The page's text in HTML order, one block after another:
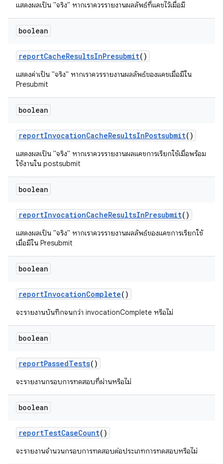
แสดงผลเป็น "จริง" หากเราควรรายงานผลลัพธ์ที่แคชไว้เมื่อมี
boolean
reportCacheResultsInPresubmit()
แสดงค่าเป็น "จริง" หากเราควรรายงานผลลัพธ์ของแคชเมื่อมีใน
Presubmit
boolean
reportInvocationCacheResultsInPostsubmit()
แสดงผลเป็น "จริง" หากเราควรรายงานผลแคชการเรียกใช้เมื่อพร้อม
ใช้งานใน postsubmit
boolean
reportInvocationCacheResultsInPresubmit()
แสดงผลเป็น "จริง" หากเราควรรายงานผลลัพธ์ของแคชการเรียกใช้
เมื่อมีใน Presubmit
boolean
reportInvocationComplete()
จะรายงานบันทึกจนกว่า invocationComplete หรือไม่
boolean
reportPassedTests()
จะรายงานกรอบการทดสอบที่ผ่านหรือไม่
boolean
reportTestCaseCount()
จะรายงานจำนวนกรอบการทดสอบต่อประเภทการทดสอบหรือไม่